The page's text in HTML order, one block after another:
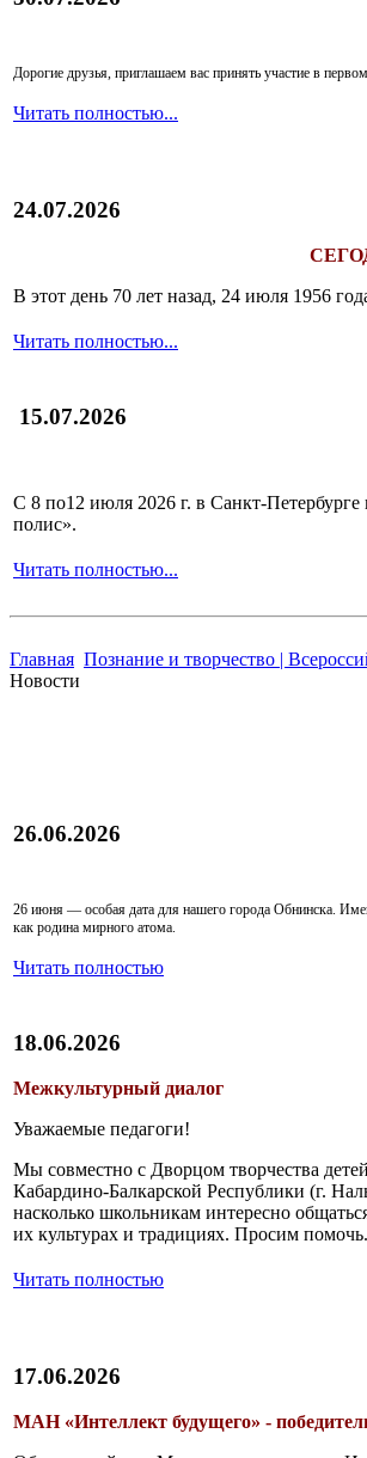
Дорогие друзья, приглашаем вас принять участие в
Читать полностью...
24.07.2026
В этот день 70 лет назад, 24 июля 1956
Читать полностью...
15.07.2026
С 8 по12 июля 2026 г. в Санкт-
полис».
Читать полностью...
Главная Познание и творчество |
Новости
26.06.2026
26 июня — особая дата для нашего города Обнинска.
как родина мирного атома.
Читать полностью
18.06.2026
Межкультурный диалог
Уважаемые педагоги!
Мы совместно с Дворцом творчества
Кабардино-Балкарской Республики (г.
насколько школьникам интересно
их культурах и традициях. Просим помочь.
Читать полностью
17.06.2026
МАН «Интеллект будущего» -